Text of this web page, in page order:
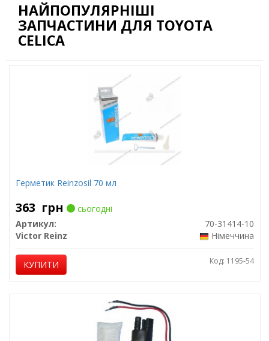
НАЙПОПУЛЯРНІШІ
ЗАПЧАСТИНИ ДЛЯ TOYOTA
CELICA
Герметик Reinzosil 70 мл
363 грн
сьогодні
Артикул:
70-31414-10
Victor Reinz
Німеччина
КУПИТИ Код: 1195-54